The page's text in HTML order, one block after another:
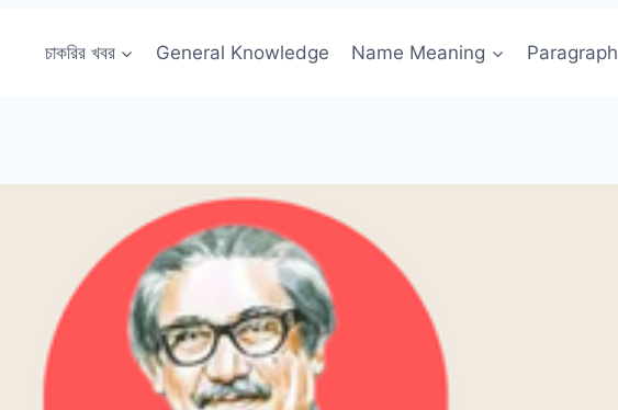
চাকরির খবর General Knowledge Name Meaning Paragraph